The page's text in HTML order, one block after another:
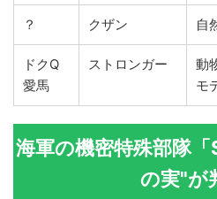
？ クザン 自
ドクQ
愛馬
ストロンガー
動
モ
海軍の機密特殊部隊
の実"が